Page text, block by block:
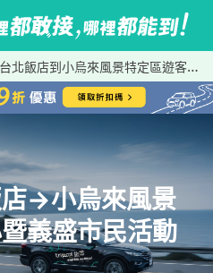
店到小烏來風景特定區遊客中心暨義盛市民活動中心
→小烏來風景
義盛市民活動